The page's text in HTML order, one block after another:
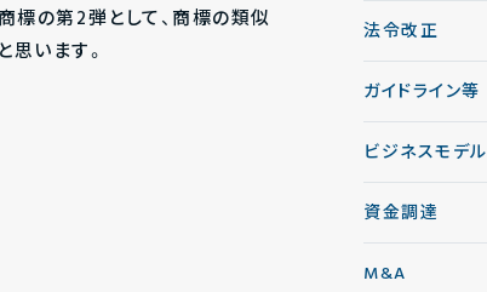
標の第2弾として、商標の類似
います。
法令改正
ガイドライン等
ビジネスモデル
資金調達
M&A